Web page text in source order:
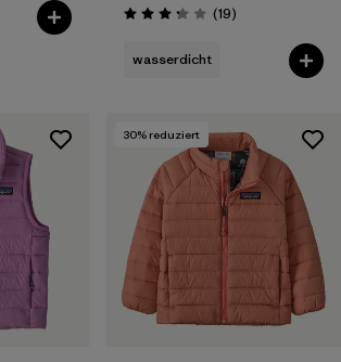
Bewertung: 3.3 / 5
(19Rezensionen
)
wasserdicht
30% reduziert